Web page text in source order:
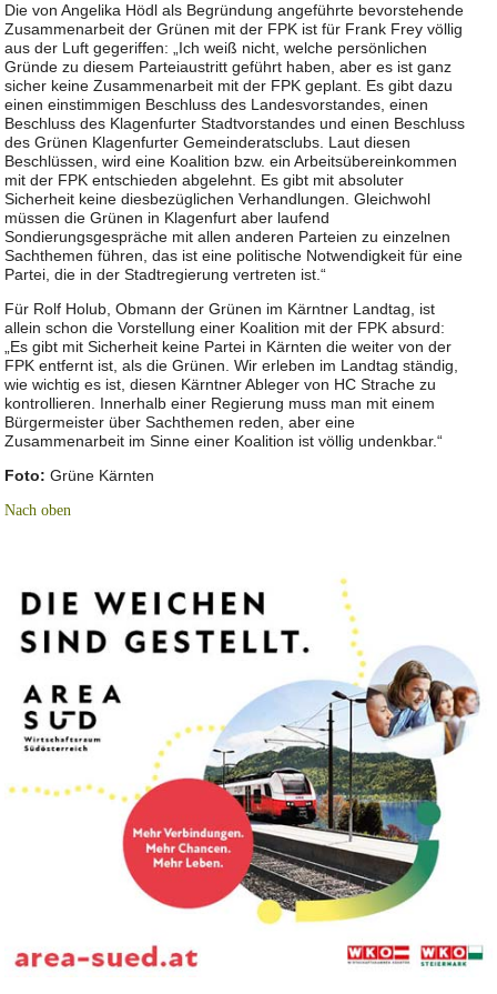
Die von Angelika Hödl als Begründung angeführte bevorstehende
Zusammenarbeit der Grünen mit der FPK ist für Frank Frey völlig
aus der Luft gegeriffen: „Ich weiß nicht, welche persönlichen
Gründe zu diesem Parteiaustritt geführt haben, aber es ist ganz
sicher keine Zusammenarbeit mit der FPK geplant. Es gibt dazu
einen einstimmigen Beschluss des Landesvorstandes, einen
Beschluss des Klagenfurter Stadtvorstandes und einen Beschluss
des Grünen Klagenfurter Gemeinderatsclubs. Laut diesen
Beschlüssen, wird eine Koalition bzw. ein Arbeitsübereinkommen
mit der FPK entschieden abgelehnt. Es gibt mit absoluter
Sicherheit keine diesbezüglichen Verhandlungen. Gleichwohl
müssen die Grünen in Klagenfurt aber laufend
Sondierungsgespräche mit allen anderen Parteien zu einzelnen
Sachthemen führen, das ist eine politische Notwendigkeit für eine
Partei, die in der Stadtregierung vertreten ist.“
Für Rolf Holub, Obmann der Grünen im Kärntner Landtag, ist
allein schon die Vorstellung einer Koalition mit der FPK absurd:
„Es gibt mit Sicherheit keine Partei in Kärnten die weiter von der
FPK entfernt ist, als die Grünen. Wir erleben im Landtag ständig,
wie wichtig es ist, diesen Kärntner Ableger von HC Strache zu
kontrollieren. Innerhalb einer Regierung muss man mit einem
Bürgermeister über Sachthemen reden, aber eine
Zusammenarbeit im Sinne einer Koalition ist völlig undenkbar.“
Foto: Grüne Kärnten
Nach oben